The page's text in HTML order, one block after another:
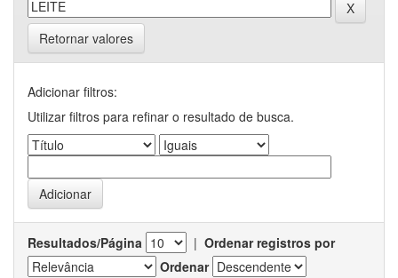
Retornar valores
Adicionar filtros:
Utilizar filtros para refinar o resultado de busca.
Resultados/Página | Ordenar registros por
Ordenar